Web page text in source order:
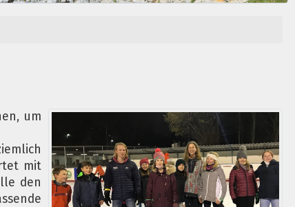
um
mit
den